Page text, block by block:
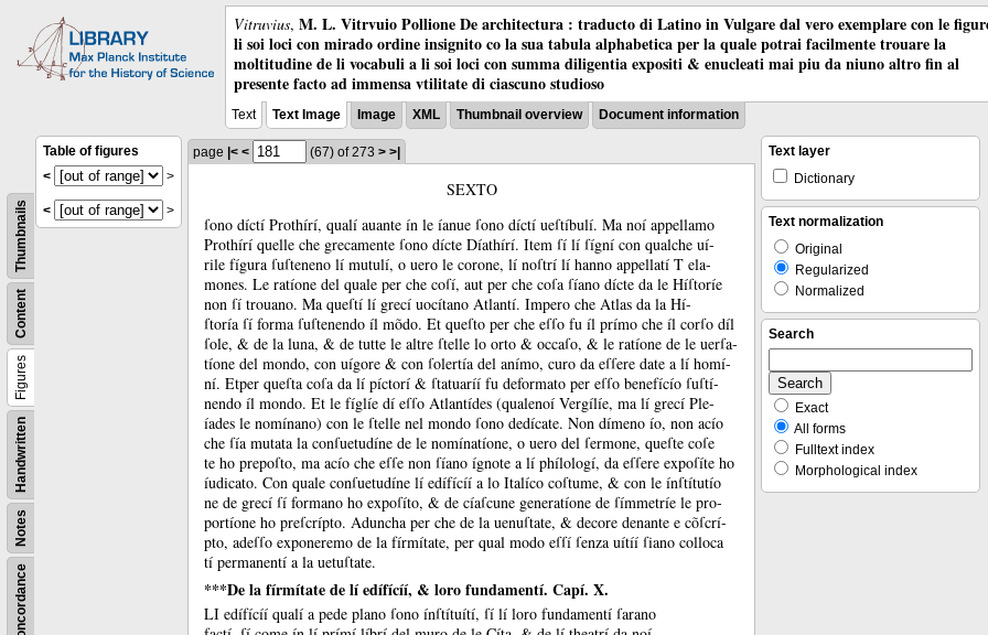
Vitruvius, M. L. Vitrvuio Pollione De architectura : traducto di Latino in Vulgare dal vero exemplare con le
li soi loci con mirado ordine insignito co la sua tabula alphabetica per la quale potrai facilmente trouare la
moltitudine de li vocabuli a li soi loci con summa diligentia expositi & enucleati mai piu da niuno altro fin al
presente facto ad immensa vtilitate di ciascuno studioso
Text Text Image Image XML Thumbnail overview Document information
Concordance
Notes
Handwritten
Figures
Content
Thumbnails
Table of figures
<
>
< >
page |< < (67) of 273 > >|
SEXTO
ſono díctí Prothírí, qualí auante ín le íanue ſono díctí ueſtíbulí. Ma noí appellamo
Prothírí quelle che grecamente ſono dícte Díathírí. Item ſí lí ſígní con qualche uí-
rile fígura ſuſteneno lí mutulí, o uero le corone, lí noſtrí lí hanno appellatí T ela-
mones. Le ratíone del quale per che coſí, aut per che coſa ſíano dícte da le Híſtoríe
non ſí trouano. Ma queſtí lí grecí uocítano Atlantí. Impero che Atlas da la Hí-
ſtoría ſí forma ſuſtenendo íl mõdo. Et queſto per che eſſo fu íl prímo che íl corſo díl
ſole, & de la luna, & de tutte le altre ſtelle lo orto & occaſo, & le ratíone de le uerſa-
tíone del mondo, con uígore & con ſolertía del anímo, curo da eſſere date a lí homí-
ní. Etper queſta coſa da lí píctorí & ſtatuaríí fu deformato per eſſo benefícío ſuſtí-
nendo íl mondo. Et le fíglíe dí eſſo Atlantídes (qualenoí Vergílíe, ma lí grecí Ple-
íades le nomínano) con le ſtelle nel mondo ſono dedícate. Non dímeno ío, non acío
che ſía mutata la conſuetudíne de le nomínatíone, o uero del ſermone, queſte coſe
te ho prepoſto, ma acío che eſſe non ſíano ígnote a lí phílologí, da eſſere expoſíte ho
íudicato. Con quale conſuetudíne lí edífícíí a lo Italíco coſtume, & con le ínſtítutío
ne de grecí ſí formano ho expoſíto, & de cíaſcune generatíone de ſímmetríe le pro-
portíone ho preſcrípto. Aduncha per che de la uenuſtate, & decore denante e cõſcrí-
pto, adeſſo exponeremo de la fírmítate, per qual modo eſſí ſenza uítíí ſiano colloca
tí permanentí a la uetuſtate.
***De la fírmítate de lí edífícíí, & loro fundamentí. Capí. X.
LI edífícíí qualí a pede plano ſono ínſtítuítí, ſí lí loro fundamentí ſarano
Text layer
Dictionary
Text normalization
Original
Regularized
Normalized
Search
Exact
All forms
Fulltext index
Morphological index